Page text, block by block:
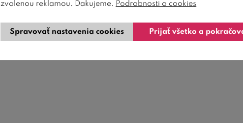
zvolenou reklamou. Ďakujeme. Podrobnosti o cookies
Spravovať nastavenia cookies Prijať všetko a